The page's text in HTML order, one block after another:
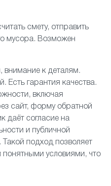
смету, отправить
мусора. Возможен
внимание к деталям.
Есть гарантия качества.
включая
сайт, форму обратной
даёт согласие на
и публичной
подход позволяет
понятными условиями, что